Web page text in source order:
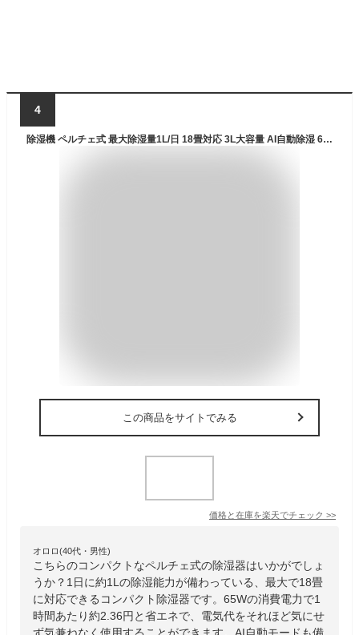
4
除湿機 ペルチェ式 最大除湿量1L/日 18畳対応 3L大容量 AI自動除湿 6色ランプ タイマー コンパクト 結露 部屋干し クローゼット 室内干し 風呂場 台所 書棚 洗面台 脱衣所 トイレ 押入れ 湿気対策 梅雨対策 カビ対策 静音
この商品をサイトでみる
価格と在庫を楽天でチェック >>
オロロ(40代・男性)
こちらのコンパクトなペルチェ式の除湿器はいかがでしょ
うか？1日に約1Lの除湿能力が備わっている、最大で18畳
に対応できるコンパクト除湿器です。65Wの消費電力で1
時間あたり約2.36円と省エネで、電気代をそれほど気にせ